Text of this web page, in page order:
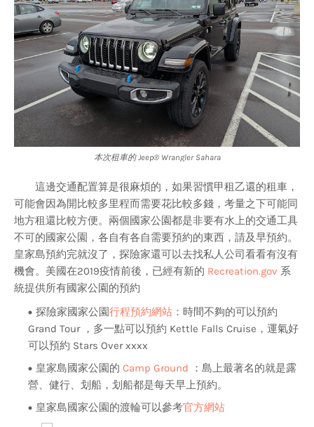
本次租車的 Jeep® Wrangler Sahara
這邊交通配置算是很麻煩的，如果習慣甲租乙還的租車，
可能會因為開比較多里程而需要花比較多錢，考量之下可能同
地方租還比較方便。兩個國家公園都是非要有水上的交通工具
不可的國家公園，各自有各自需要預約的東西，請及早預約。
皇家島預約完就沒了，探險家還可以去找私人公司看看有沒有
機會。美國在2019疫情前後，已經有新的 Recreation.gov 系
統提供所有國家公園的預約
探險家國家公園行程預約網站 ：時間不夠的可以預約
Grand Tour ，多一點可以預約 Kettle Falls Cruise，運氣好
可以預約 Stars Over xxxx
皇家島國家公園的 Camp Ground ：島上最著名的就是露
營、健行、划船，划船都是每天早上預約。
皇家島國家公園的渡輪可以參考官方網站